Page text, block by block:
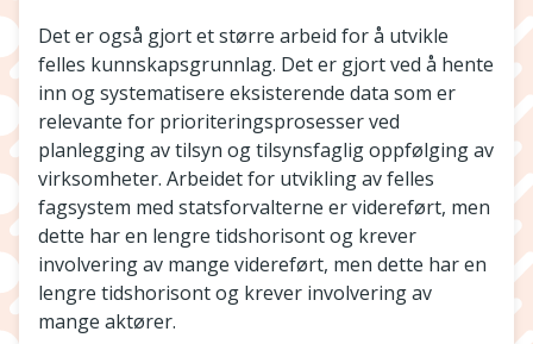
Det er også gjort et større arbeid for å utvikle
felles kunnskapsgrunnlag. Det er gjort ved å hente
inn og systematisere eksisterende data som er
relevante for prioriteringsprosesser ved
planlegging av tilsyn og tilsynsfaglig oppfølging av
virksomheter. Arbeidet for utvikling av felles
fagsystem med statsforvalterne er videreført, men
dette har en lengre tidshorisont og krever
involvering av mange videreført, men dette har en
lengre tidshorisont og krever involvering av
mange aktører.